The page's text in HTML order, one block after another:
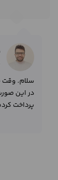
سلام. وقت
در این
پرداخت